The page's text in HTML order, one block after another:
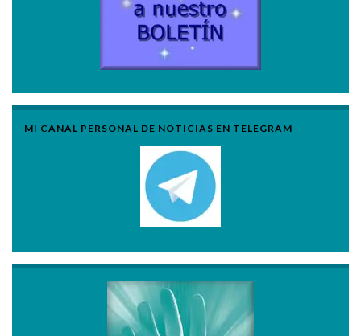
MI CANAL PERSONAL DE NOTICIAS EN TELEGRAM